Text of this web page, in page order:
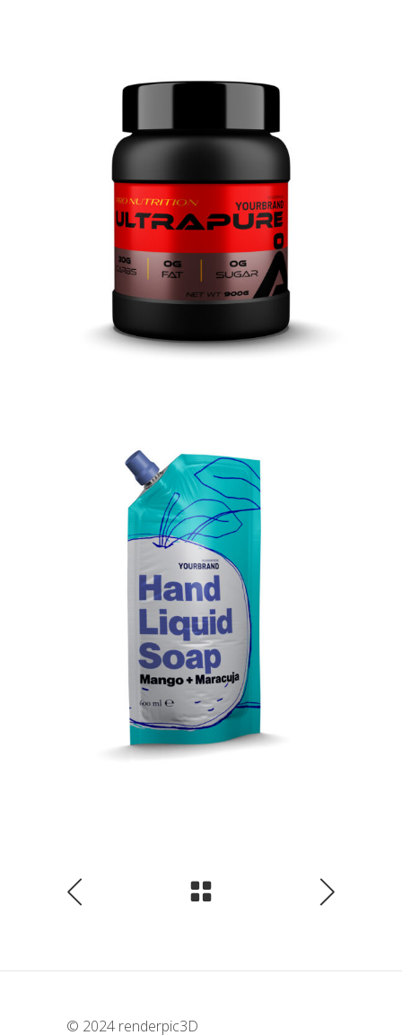
3D Sportnahrung Dose PVC schwarz
3D Produktrendering
3D Flüssigseife 600ml
3D Produktrendering
© 2024 renderpic3D